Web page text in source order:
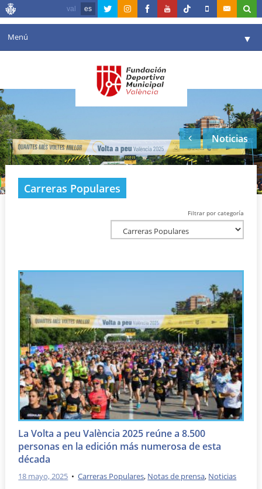
val es
Menú ▼
Agenda
Instalaciones ▼
Comunicación ▼
Valencia en deporte
Portal de Transparencia
Noticias
Carreras Populares
Filtrar por categoría
La Volta a peu València 2025 reúne a 8.500
personas en la edición más numerosa de esta
década
18 mayo, 2025 •Carreras Populares, Notas de prensa, Noticias